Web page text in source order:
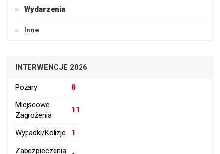
Wydarzenia
Inne
INTERWENCJE 2026
Pożary
8
Miejscowe
Zagrożenia
11
Wypadki/Kolizje
1
Zabezpieczenia